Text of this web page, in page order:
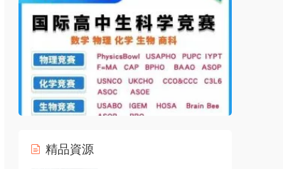
精品資源